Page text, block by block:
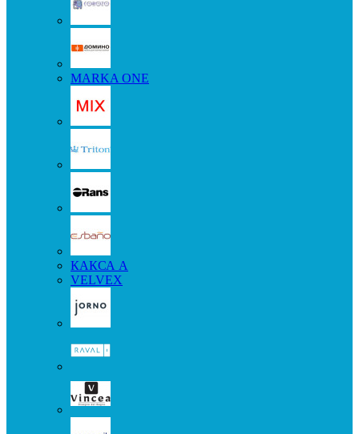
MARKA ONE
КАКСА А
VELVEX